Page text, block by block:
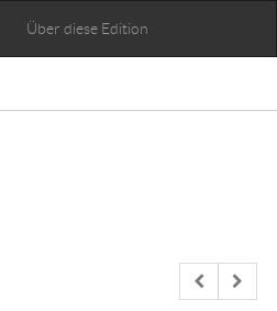
Über diese Edition